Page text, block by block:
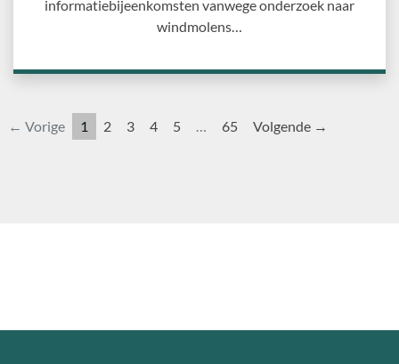
informatiebijeenkomsten vanwege onderzoek naar
windmolens…
← Vorige 1 2 3 4 5 … 65 Volgende →